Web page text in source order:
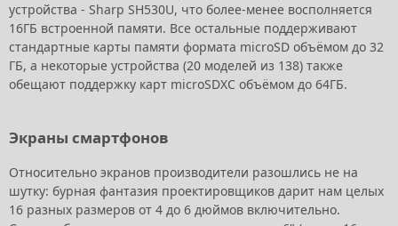
устройства - Sharp SH530U, что более-менее восполняется
16ГБ встроенной памяти. Все остальные поддерживают
стандартные карты памяти формата microSD объёмом до 32
ГБ, а некоторые устройства (20 моделей из 138) также
обещают поддержку карт microSDXC объёмом до 64ГБ.
Экраны смартфонов
Относительно экранов производители разошлись не на
шутку: бурная фантазия проектировщиков дарит нам целых
16 разных размеров от 4 до 6 дюймов включительно.